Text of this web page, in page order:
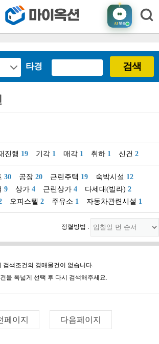
AI챗봇
타경 검색
진행 19 기각 1 매각 1 취하 1 신건 2
30 공장 20 근린주택 19 숙박시설 12
9 상가 4 근린상가 4 다세대(빌라) 2
오피스텔 2 주유소 1 자동차관련시설 1
정렬방법 :
검색조건의 경매물건이 없습니다.
을 폭넓게 선택 후 다시 검색해주세요.
페이지 다음페이지